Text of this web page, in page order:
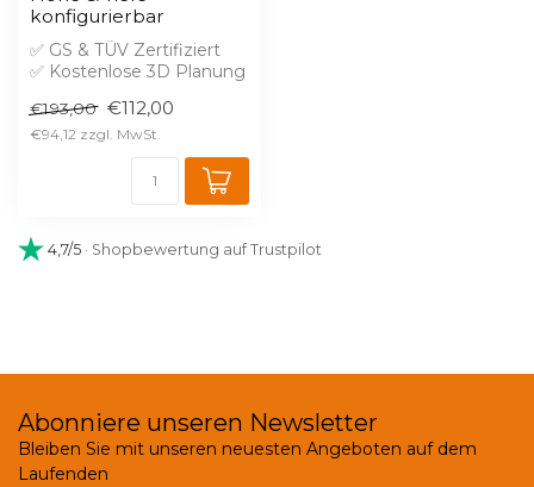
konfigurierbar
✅ GS & TÜV Zertifiziert
✅ Kostenlose 3D Planung
Aufprei...
€193,00 €112,00
€94,12
4,7/5 · Shopbewertung auf Trustpilot
Abonniere unseren Newsletter
Bleiben Sie mit unseren neuesten Angeboten auf dem
Laufenden